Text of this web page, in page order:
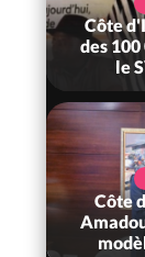
Côte
des
le
Côte